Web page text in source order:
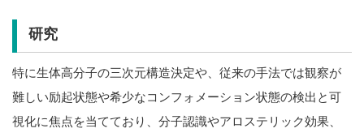
研究
特に生体高分子の三次元構造決定や、従来の手法では観察が
難しい励起状態や希少なコンフォメーション状態の検出と可
視化に焦点を当てており、分子認識やアロステリック効果、